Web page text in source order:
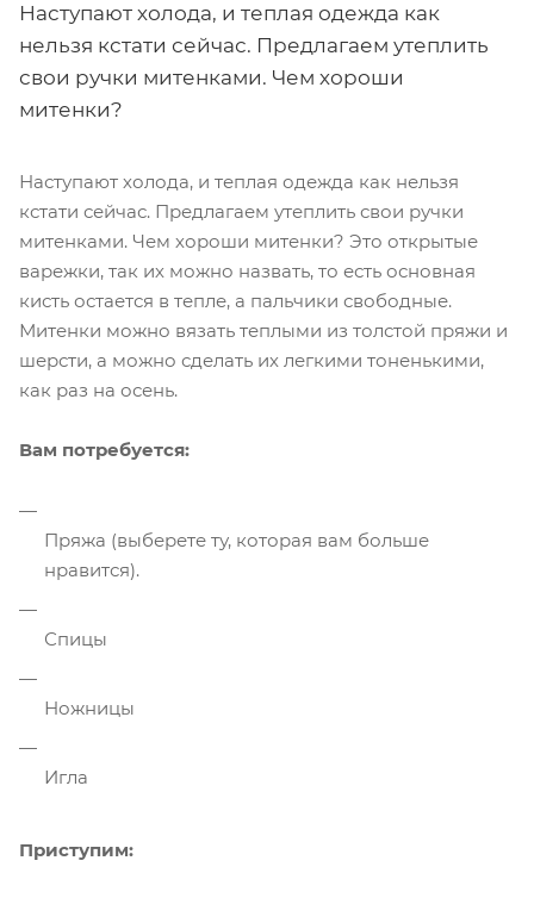
Наступают холода, и теплая одежда как
нельзя кстати сейчас. Предлагаем утеплить
свои ручки митенками. Чем хороши
митенки?
Наступают холода, и теплая одежда как нельзя
кстати сейчас. Предлагаем утеплить свои ручки
митенками. Чем хороши митенки? Это открытые
варежки, так их можно назвать, то есть основная
кисть остается в тепле, а пальчики свободные.
Митенки можно вязать теплыми из толстой пряжи и
шерсти, а можно сделать их легкими тоненькими,
как раз на осень.
Вам потребуется:
Пряжа (выберете ту, которая вам больше
нравится).
Спицы
Ножницы
Игла
Приступим: